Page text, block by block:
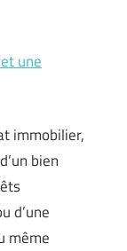
une
immobilier,
bien
d’une
même